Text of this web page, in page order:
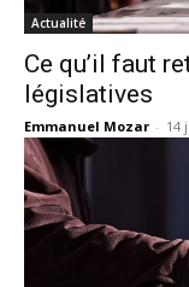
Actualité
Ce qu’il faut
législatives
Emmanuel Mozar - 14